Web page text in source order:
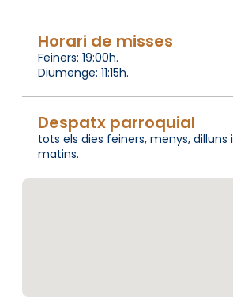
Horari de misses
Feiners: 19:00h.
Diumenge: 11:15h.
Despatx parroquial
tots els dies feiners, menys, dilluns
matins.